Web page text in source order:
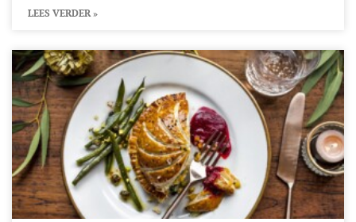
LEES VERDER »